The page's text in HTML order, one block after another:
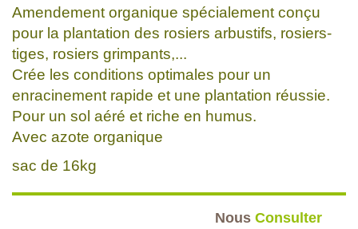
Amendement organique spécialement conçu
pour la plantation des rosiers arbustifs, rosiers-
tiges, rosiers grimpants,...
Crée les conditions optimales pour un
enracinement rapide et une plantation réussie.
Pour un sol aéré et riche en humus.
Avec azote organique
sac de 16kg
Nous Consulter